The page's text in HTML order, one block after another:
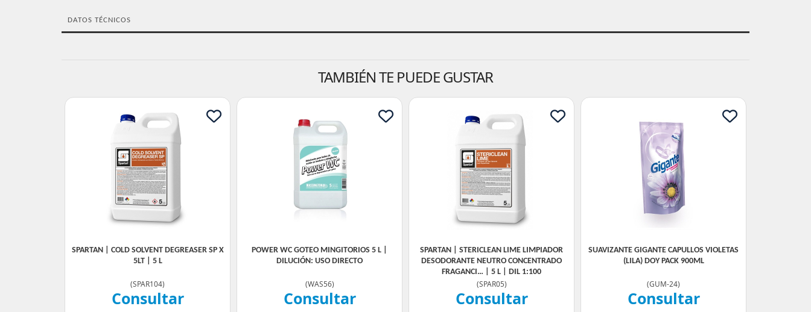
DATOS TÉCNICOS
TAMBIÉN TE PUEDE GUSTAR
SPARTAN | COLD SOLVENT DEGREASER SP X
5LT | 5 L
(SPAR104)
Consultar
POWER WC GOTEO MINGITORIOS 5 L |
DILUCIÓN: USO DIRECTO
(WAS56)
Consultar
SPARTAN | STERICLEAN LIME LIMPIADOR
DESODORANTE NEUTRO CONCENTRADO
FRAGANCI… | 5 L | DIL 1:100
(SPAR05)
Consultar
SUAVIZANTE GIGANTE CAPULLOS VIOLETAS
(LILA) DOY PACK 900ML
(GUM-24)
Consultar